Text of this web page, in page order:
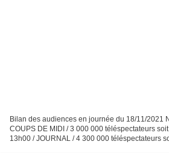
Bilan des audiences en journée du 18/11/2021
COUPS DE MIDI / 3 000 000 téléspectateurs
13h00 / JOURNAL / 4 300 000 téléspectateurs